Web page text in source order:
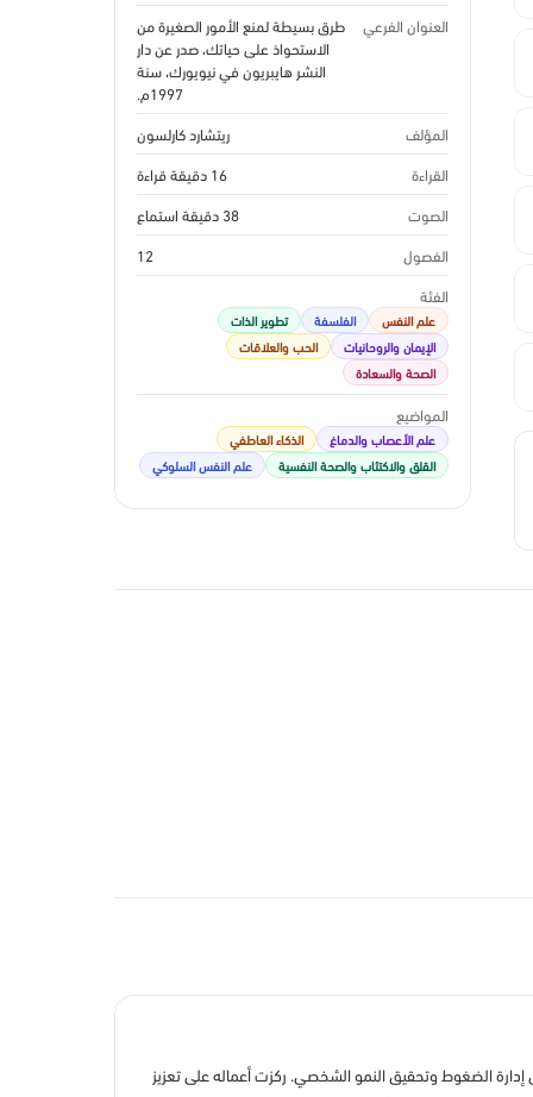
العنوان الفرعي
طرق بسيطة لمنع الأمور الصغيرة من
الاستحواذ على حياتك، صدر عن دار
النشر هايبريون في نيويورك، سنة
1997م.
المؤلف
ريتشارد كارلسون
القراءة
16 دقيقة قراءة
الصوت
38 دقيقة استماع
الفصول
12
الفئة
علم النفس الفلسفة
تطوير الذات
الإيمان والروحانيات
الحب والعلاقات
الصحة والسعادة
المواضيع
علم الأعصاب والدماغ
الذكاء العاطفي
القلق والاكتئاب والصحة النفسية
علم النفس السلوكي
والفعّال في مساعدة الأفراد على إدارة الضغوط وتحقيق النمو الشخصي. ركزت أعماله على تعزيز